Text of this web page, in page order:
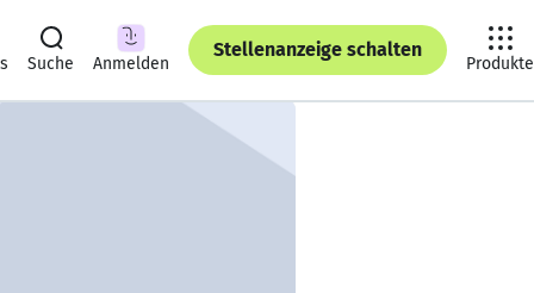
Suche Anmelden
Stellenanzeige schalten
Produkte